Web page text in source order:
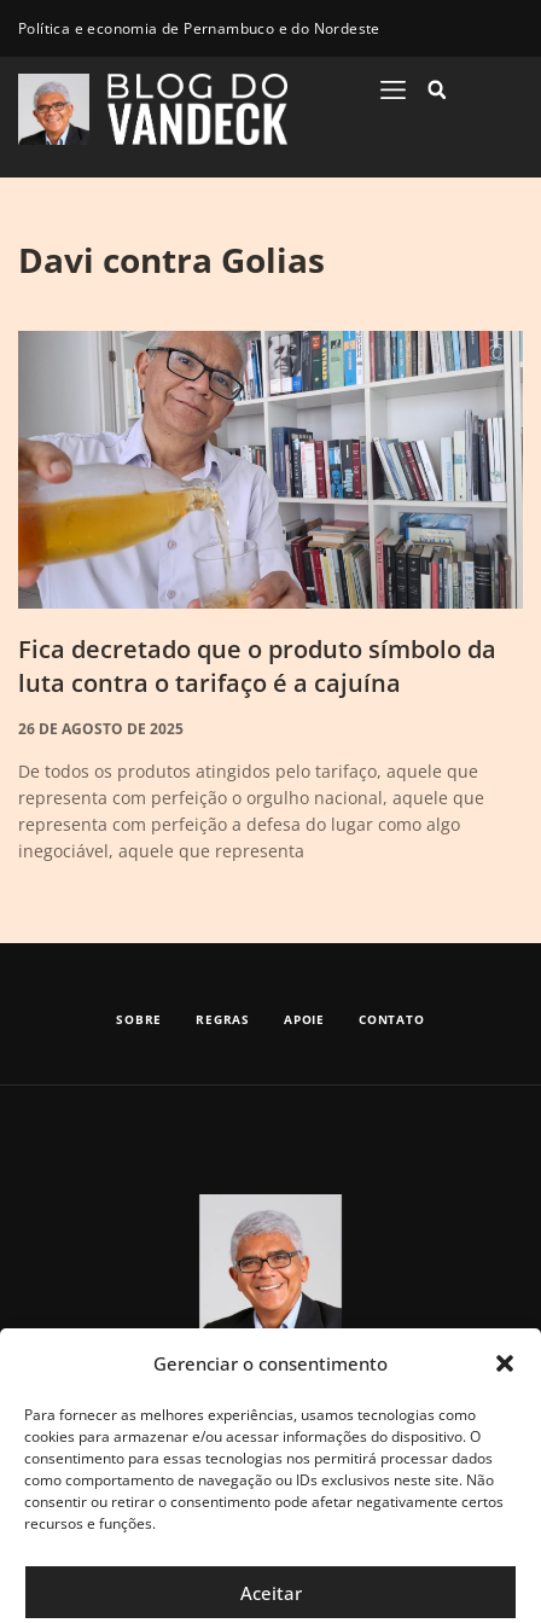
Gerenciar o consentimento
Para fornecer as melhores experiências, usamos tecnologias como
cookies para armazenar e/ou acessar informações do dispositivo. O
consentimento para essas tecnologias nos permitirá processar dados
como comportamento de navegação ou IDs exclusivos neste site. Não
consentir ou retirar o consentimento pode afetar negativamente certos
recursos e funções.
Aceitar
Política e economia de Pernambuco e do Nordeste
Davi contra Golias
Fica decretado que o produto símbolo da
luta contra o tarifaço é a cajuína
26 DE AGOSTO DE 2025
De todos os produtos atingidos pelo tarifaço, aquele que
representa com perfeição o orgulho nacional, aquele que
representa com perfeição a defesa do lugar como algo
inegociável, aquele que representa
SOBRE REGRAS APOIE CONTATO